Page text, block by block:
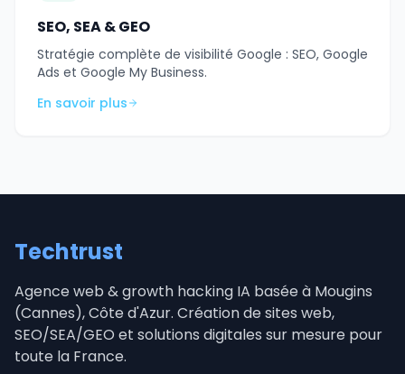
SEO, SEA & GEO
Stratégie complète de visibilité Google : SEO, Google
Ads et Google My Business.
En savoir plus
Techtrust
Agence web & growth hacking IA basée à Mougins
(Cannes), Côte d'Azur. Création de sites web,
SEO/SEA/GEO et solutions digitales sur mesure pour
toute la France.